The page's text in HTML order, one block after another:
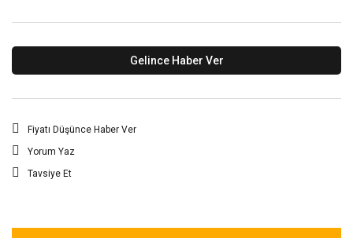
Gelince Haber Ver
Fiyatı Düşünce Haber Ver
Yorum Yaz
Tavsiye Et